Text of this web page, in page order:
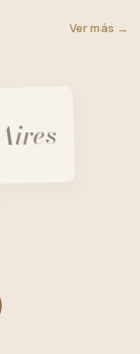
Ver más →